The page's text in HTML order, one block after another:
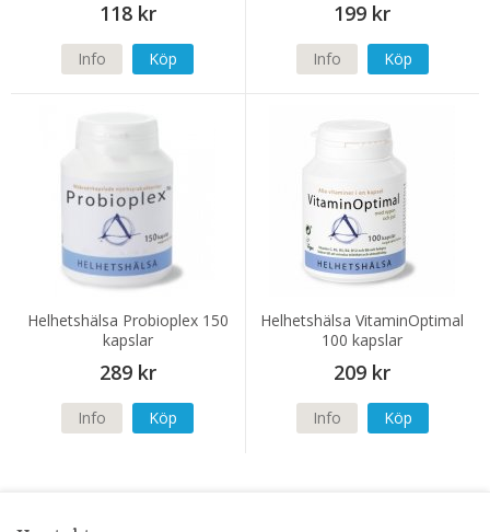
118 kr
Info Köp
199 kr
Info Köp
Helhetshälsa Probioplex 150
kapslar
289 kr
Info Köp
Helhetshälsa VitaminOptimal
100 kapslar
209 kr
Info Köp